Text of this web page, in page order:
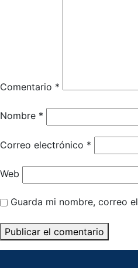
Comentario *
Nombre *
Correo electrónico *
Web
Guarda mi nombre, correo